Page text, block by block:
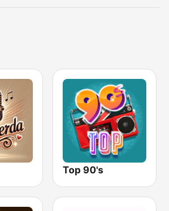
Top 90's